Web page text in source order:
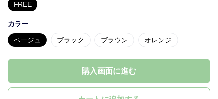
FREE
カラー
ベージュ ブラック ブラウン オレンジ
購入画面に進む